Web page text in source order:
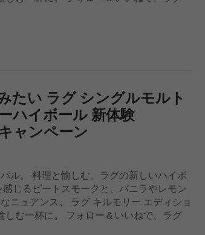
たい ラグ シングルモルト
ハイボール 新体験
ャンペーン
ル。 料理と愉しむ、ラグの新しいハイボ
じるピートスモークと、バニラやレモン
ニュアンス。 ラグ キルモリー エディショ
む一杯に。 フォロー＆いいねで、ラグ